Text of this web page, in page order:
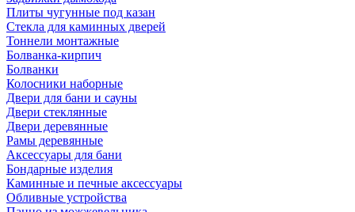
Плиты чугунные под казан
Стекла для каминных дверей
Тоннели монтажные
Болванка-кирпич
Болванки
Колосники наборные
Двери для бани и сауны
Двери стеклянные
Двери деревянные
Рамы деревянные
Аксессуары для бани
Бондарные изделия
Каминные и печные аксессуары
Обливные устройства